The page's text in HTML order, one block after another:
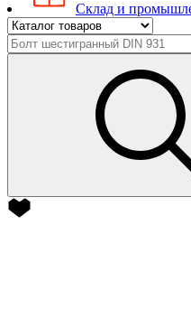
Склад и